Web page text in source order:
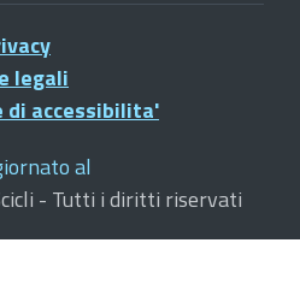
legali
di accessibilita'
al
- Tutti i diritti riservati